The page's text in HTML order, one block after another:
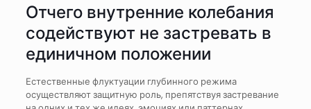
Отчего внутренние колебания
содействуют не застревать в
единичном положении
Естественные флуктуации глубинного режима
осуществляют защитную роль, препятствуя застревание